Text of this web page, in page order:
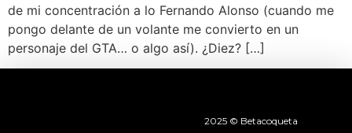
de mi concentración a lo Fernando Alonso (cuando me
pongo delante de un volante me convierto en un
personaje del GTA… o algo así). ¿Diez? […]
2025 © Betacoqueta